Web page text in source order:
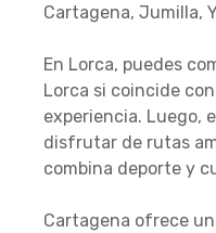
Cartagena, Jumilla,
En Lorca, puedes
Lorca si coincide
experiencia. Luego,
disfrutar de rutas
combina deporte y
Cartagena ofrece